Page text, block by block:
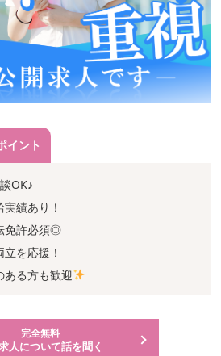
イント
OK♪
績あり！
免許必須◎
を応援！
ある方も歓迎
完全無料
人について話を聞く